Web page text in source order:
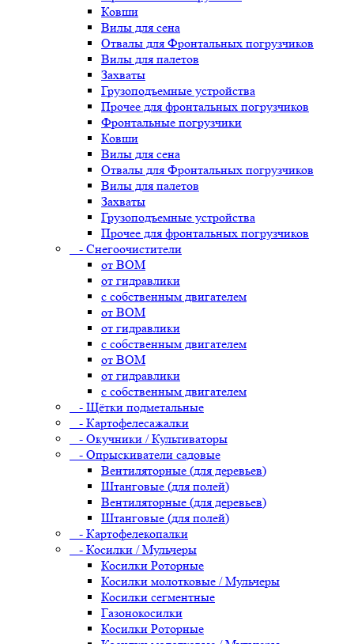
Ковши
Вилы для сена
Отвалы для Фронтальных погрузчиков
Вилы для палетов
Захваты
Грузоподъемные устройства
Прочее для фронтальных погрузчиков
Фронтальные погрузчики
Ковши
Вилы для сена
Отвалы для Фронтальных погрузчиков
Вилы для палетов
Захваты
Грузоподъемные устройства
Прочее для фронтальных погрузчиков
- Снегоочистители
от ВОМ
от гидравлики
с собственным двигателем
от ВОМ
от гидравлики
с собственным двигателем
от ВОМ
от гидравлики
с собственным двигателем
- Щётки подметальные
- Картофелесажалки
- Окучники / Культиваторы
- Опрыскиватели садовые
Вентиляторные (для деревьев)
Штанговые (для полей)
Вентиляторные (для деревьев)
Штанговые (для полей)
- Картофелекопалки
- Косилки / Мульчеры
Косилки Роторные
Косилки молотковые / Мульчеры
Косилки сегментные
Газонокосилки
Косилки Роторные